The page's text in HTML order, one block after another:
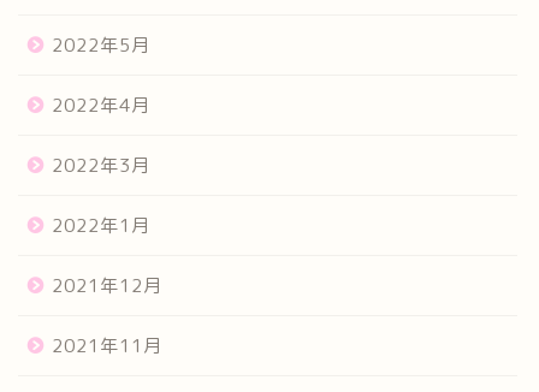
2022年5月
2022年4月
2022年3月
2022年1月
2021年12月
2021年11月